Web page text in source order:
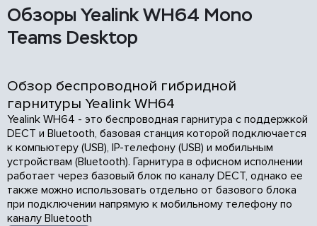
Обзоры Yealink WH64 Mono
Teams Desktop
Обзор беспроводной гибридной
гарнитуры Yealink WH64
Yealink WH64 - это беспроводная гарнитура с поддержкой
DECT и Bluetooth, базовая станция которой подключается
к компьютеру (USB), IP-телефону (USB) и мобильным
устройствам (Bluetooth). Гарнитура в офисном исполнении
работает через базовый блок по каналу DECT, однако ее
также можно использовать отдельно от базового блока
при подключении напрямую к мобильному телефону по
каналу Bluetooth